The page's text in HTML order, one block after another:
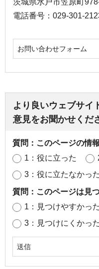
茨城県水戸市笠原町
電話番号：029-301-
お問い合わせフォーム
より良いウェブサイ
意見をお聞かせくだ
質問：このページの情
1：役に立った
3：役に立たなかった
質問：このページは見
1：見つけやすかった
3：見つけにくかった